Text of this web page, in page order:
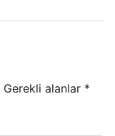
Gerekli alanlar *